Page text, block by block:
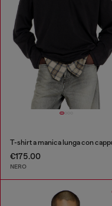
€175.00
NERO